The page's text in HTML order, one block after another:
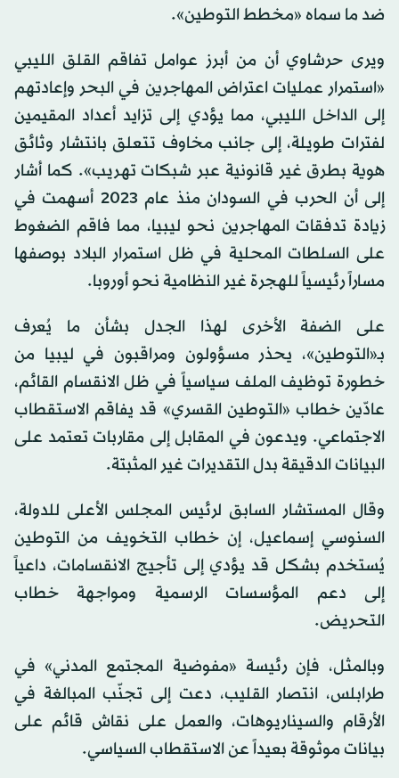
ضد ما سماه «مخطط التوطين».
ويرى حرشاوي أن من أبرز عوامل تفاقم القلق الليبي
«استمرار عمليات اعتراض المهاجرين في البحر وإعادتهم
إلى الداخل الليبي، مما يؤدي إلى تزايد أعداد المقيمين
لفترات طويلة، إلى جانب مخاوف تتعلق بانتشار وثائق
هوية بطرق غير قانونية عبر شبكات تهريب». كما أشار
إلى أن الحرب في السودان منذ عام 2023 أسهمت في
زيادة تدفقات المهاجرين نحو ليبيا، مما فاقم الضغوط
على السلطات المحلية في ظل استمرار البلاد بوصفها
مساراً رئيسياً للهجرة غير النظامية نحو أوروبا.
على الضفة الأخرى لهذا الجدل بشأن ما يُعرف
بـ«التوطين»، يحذر مسؤولون ومراقبون في ليبيا من
خطورة توظيف الملف سياسياً في ظل الانقسام القائم،
عادّين خطاب «التوطين القسري» قد يفاقم الاستقطاب
الاجتماعي. ويدعون في المقابل إلى مقاربات تعتمد على
البيانات الدقيقة بدل التقديرات غير المثبتة.
وقال المستشار السابق لرئيس المجلس الأعلى للدولة،
السنوسي إسماعيل، إن خطاب التخويف من التوطين
يُستخدم بشكل قد يؤدي إلى تأجيج الانقسامات، داعياً
إلى دعم المؤسسات الرسمية ومواجهة خطاب
التحريض.
وبالمثل، فإن رئيسة «مفوضية المجتمع المدني» في
طرابلس، انتصار القليب، دعت إلى تجنّب المبالغة في
الأرقام والسيناريوهات، والعمل على نقاش قائم على
بيانات موثوقة بعيداً عن الاستقطاب السياسي.